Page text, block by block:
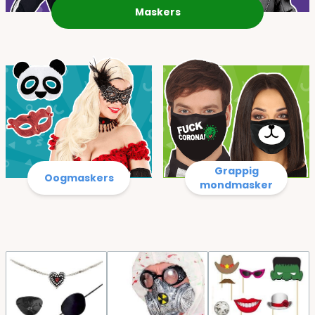
Maskers
Oogmaskers
Grappig
mondmasker